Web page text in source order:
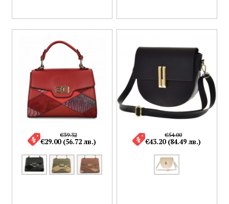
€39.32
€29.00 (56.72 лв.)
€54.00
€43.20 (84.49 лв.)